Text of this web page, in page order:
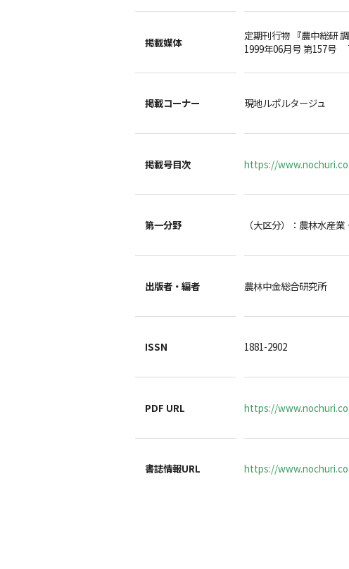
掲載媒体
定期刊行物 『農中総研
1999年06月号 第157号
掲載コーナー 現地ルポルタージュ
掲載号目次 https://
第一分野 （大区分）：農林水
出版者・編者 農林中金総合研究所
ISSN 1881-2902
PDF URL https://
書誌情報URL https://